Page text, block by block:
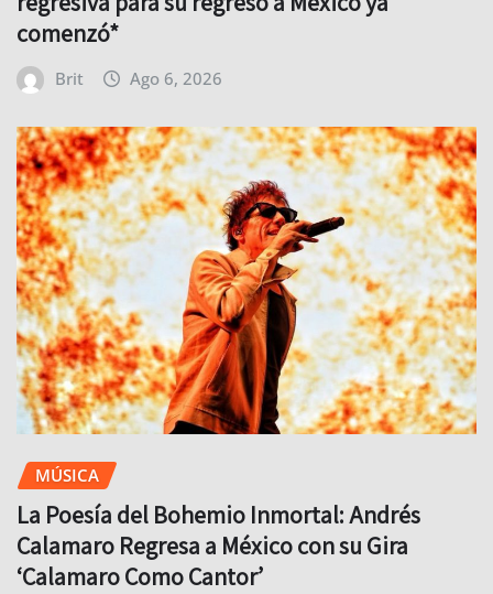
comenzó*
Brit Ago 6, 2026
MÚSICA
La Poesía del Bohemio Inmortal: Andrés
Calamaro Regresa a México con su Gira
‘Calamaro Como Cantor’